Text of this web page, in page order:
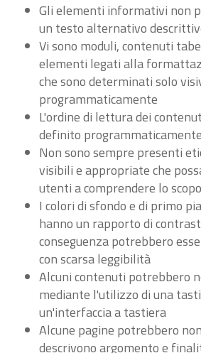
Gli elementi informativi non
un testo alternativo
Vi sono moduli, contenuti
elementi legati alla
che sono determinati solo
programmaticamente
L'ordine di lettura dei
definito programmaticamente
Non sono sempre presenti
visibili e appropriate che
utenti a comprendere lo
I colori di sfondo e di primo
hanno un rapporto di
conseguenza potrebbero
con scarsa leggibilità
Alcuni contenuti potrebbero
mediante l'utilizzo di una
un'interfaccia a tastiera
Alcune pagine potrebbero
descrivono argomento e